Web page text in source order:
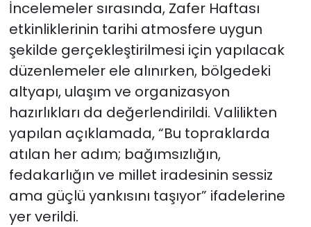
İncelemeler sırasında, Zafer Haftası
etkinliklerinin tarihi atmosfere uygun
şekilde gerçekleştirilmesi için yapılacak
düzenlemeler ele alınırken, bölgedeki
altyapı, ulaşım ve organizasyon
hazırlıkları da değerlendirildi. Valilikten
yapılan açıklamada, “Bu topraklarda
atılan her adım; bağımsızlığın,
fedakarlığın ve millet iradesinin sessiz
ama güçlü yankısını taşıyor” ifadelerine
yer verildi.